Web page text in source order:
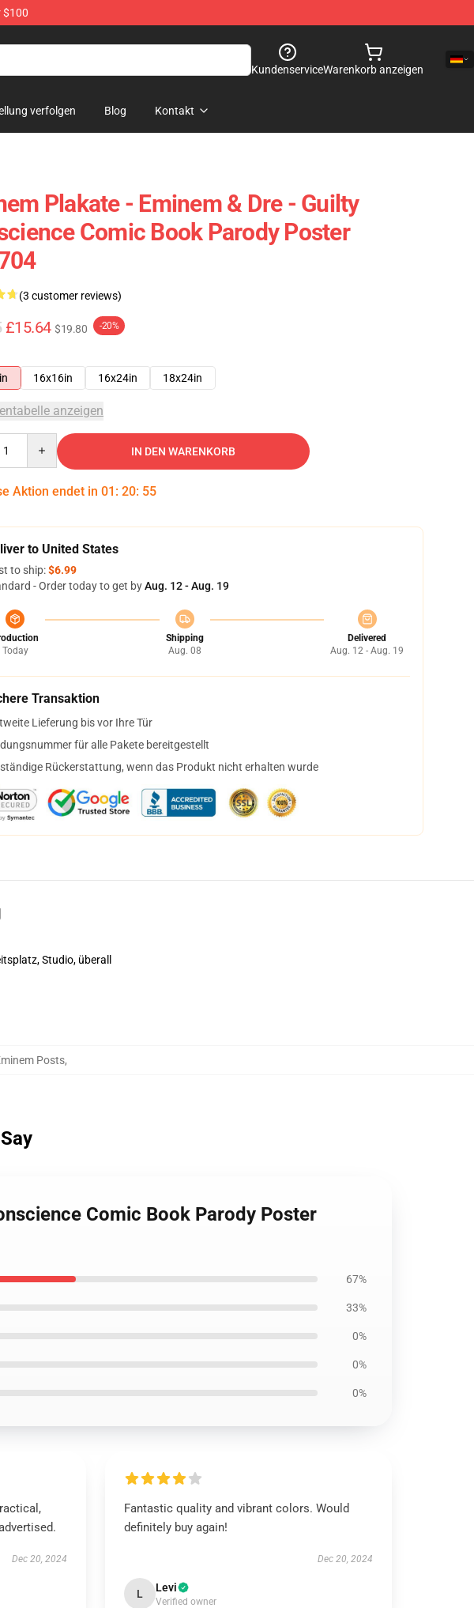
$100
KundenserviceWarenkorb anzeigen
verfolgen Blog Kontakt
Plakate - Eminem & Dre - Guilty
Comic Book Parody Poster
(3 customer reviews)
£15.64 $19.80 -20%
16x16in 16x24in 18x24in
anzeigen
IN DEN WARENKORB
Aktion endet in 01 : 20: 54
to United States
to ship:$6.99
- Order today to get byAug. 12 - Aug. 19
Today
Shipping
Aug. 08
Delivered
Aug. 12 - Aug. 19
Transaktion
Lieferung bis vor Ihre Tür
für alle Pakete bereitgestellt
Rückerstattung, wenn das Produkt nicht erhalten wurde
Studio, überall
Posts,
Comic Book Parody Poster
67%
33%
0%
0%
0%
Dec 20, 2024
Fantastic quality and vibrant colors. Would
definitely buy again!
Dec 20, 2024
L Levi
Verified owner